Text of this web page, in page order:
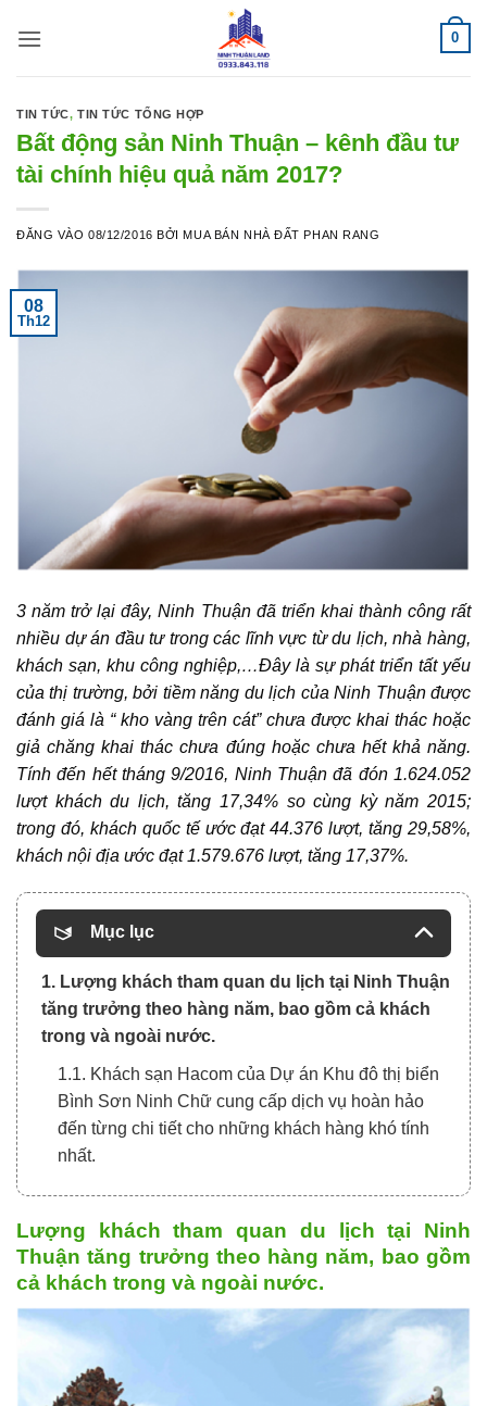
qua
0
TIN TỨC,TIN TỨC TỔNG HỢP
Bất động sản Ninh Thuận – kênh đầu tư
tài chính hiệu quả năm 2017?
ĐĂNG VÀO08/12/2016 BỞI MUA BÁN NHÀ ĐẤT PHAN RANG
08
Th12
3 năm trở lại đây, Ninh Thuận đã triển khai thành công rất
nhiều dự án đầu tư trong các lĩnh vực từ du lịch, nhà hàng,
khách sạn, khu công nghiệp,…Đây là sự phát triển tất yếu
của thị trường, bởi tiềm năng du lịch của Ninh Thuận được
đánh giá là “ kho vàng trên cát” chưa được khai thác hoặc
giả chăng khai thác chưa đúng hoặc chưa hết khả năng.
Tính đến hết tháng 9/2016, Ninh Thuận đã đón 1.624.052
lượt khách du lịch, tăng 17,34% so cùng kỳ năm 2015;
trong đó, khách quốc tế ước đạt 44.376 lượt, tăng 29,58%,
khách nội địa ước đạt 1.579.676 lượt, tăng 17,37%.
Mục lục
1. Lượng khách tham quan du lịch tại Ninh Thuận
tăng trưởng theo hàng năm, bao gồm cả khách
trong và ngoài nước.
1.1. Khách sạn Hacom của Dự án Khu đô thị biển
Bình Sơn Ninh Chữ cung cấp dịch vụ hoàn hảo
đến từng chi tiết cho những khách hàng khó tính
nhất.
Lượng khách tham quan du lịch tại Ninh
Thuận tăng trưởng theo hàng năm, bao gồm
cả khách trong và ngoài nước.